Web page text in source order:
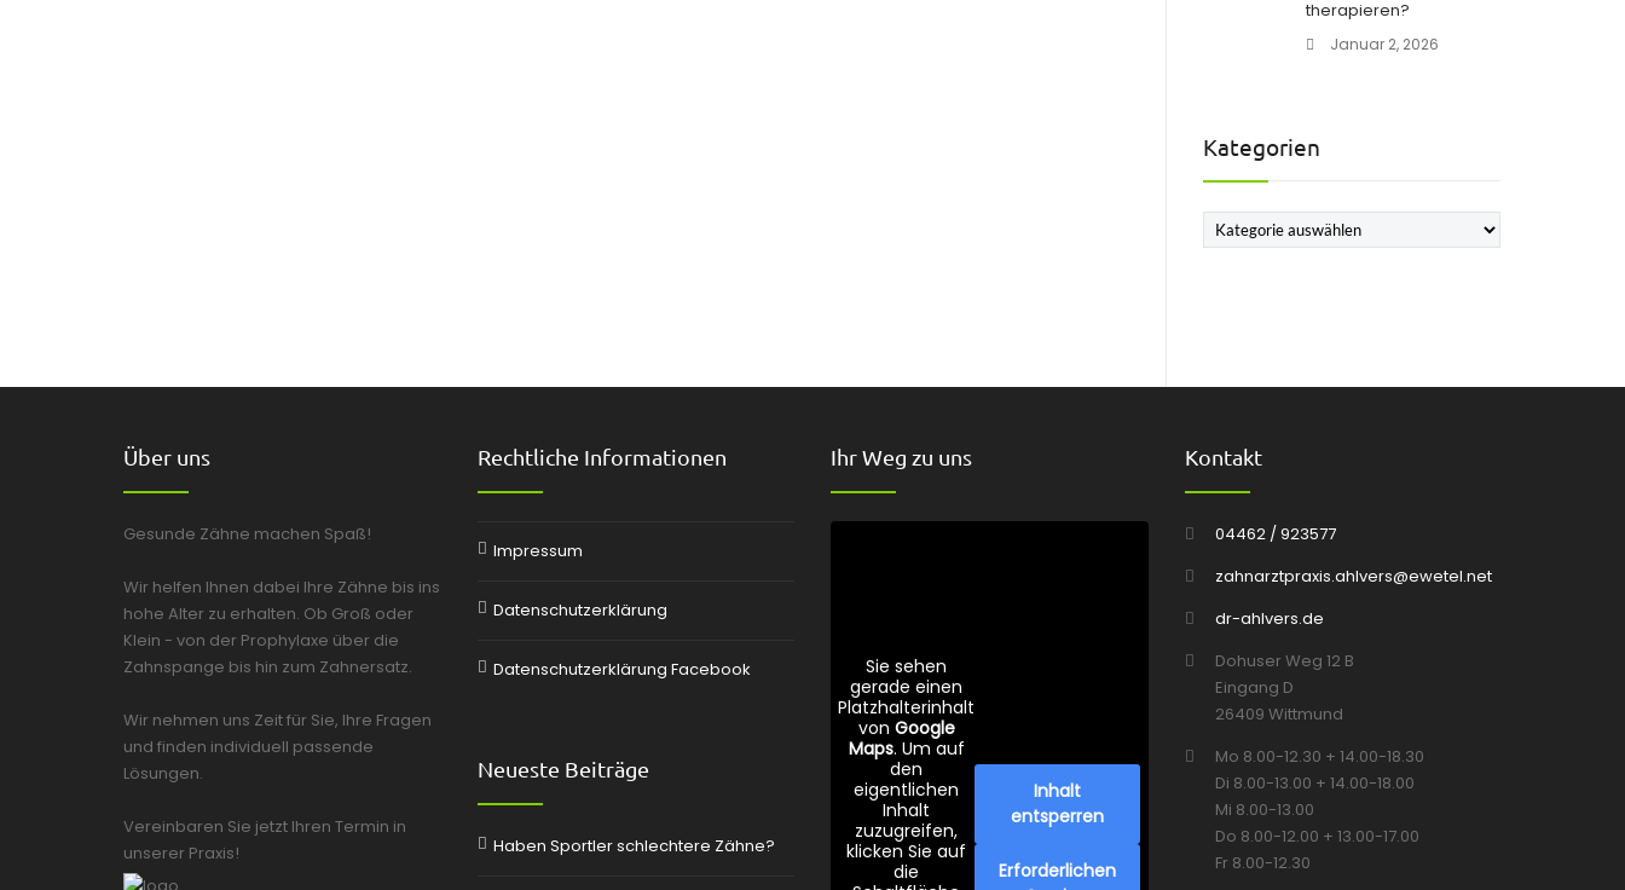
therapieren?
Januar 2, 2026
Kategorien
Kategorien
Über uns
Gesunde Zähne machen Spaß!
Wir helfen Ihnen dabei Ihre Zähne bis ins
hohe Alter zu erhalten. Ob Groß oder
Klein - von der Prophylaxe über die
Zahnspange bis hin zum Zahnersatz.
Wir nehmen uns Zeit für Sie, Ihre Fragen
und finden individuell passende
Lösungen.
Vereinbaren Sie jetzt Ihren Termin in
unserer Praxis!
Rechtliche Informationen
Impressum
Datenschutzerklärung
Datenschutzerklärung Facebook
Neueste Beiträge
Haben Sportler schlechtere Zähne?
Ihr Weg zu uns
Sie sehen
gerade einen
Platzhalterinhalt
von Google
Maps. Um auf
den
eigentlichen
Inhalt
zuzugreifen,
klicken Sie auf
die
Inhalt
entsperren
Erforderlichen
Kontakt
04462 / 923577
zahnarztpraxis.ahlvers@ewetel.net
dr-ahlvers.de
Dohuser Weg 12 B
Eingang D
26409 Wittmund
Mo 8.00-12.30 + 14.00-18.30
Di 8.00-13.00 + 14.00-18.00
Mi 8.00-13.00
Do 8.00-12.00 + 13.00-17.00
Fr 8.00-12.30